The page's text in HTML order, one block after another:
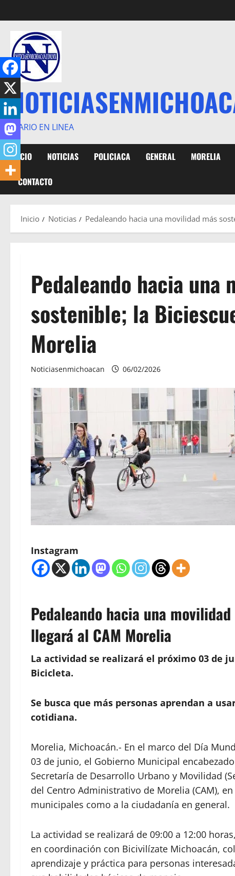
al
contenido
DIARIO EN LINEA
INICIO NOTICIAS POLICIACA GENERAL MORELIA
CONTACTO
Inicio Noticias Pedaleando hacia una movilidad más
Pedaleando hacia una
sostenible; la
Morelia
Noticiasenmichoacan 06/02/2026
Instagram
Pedaleando hacia una
llegará al CAM Morelia
La actividad se realizará el próximo 03 de
Bicicleta.
Se busca que más personas aprendan a
cotidiana.
Morelia, Michoacán.- En el marco del Día
03 de junio, el Gobierno Municipal
Secretaría de Desarrollo Urbano y Movilidad
del Centro Administrativo de Morelia (CAM),
municipales como a la ciudadanía en general.
La actividad se realizará de 09:00 a 12:00
en coordinación con Bicivilízate Michoacán,
aprendizaje y práctica para personas